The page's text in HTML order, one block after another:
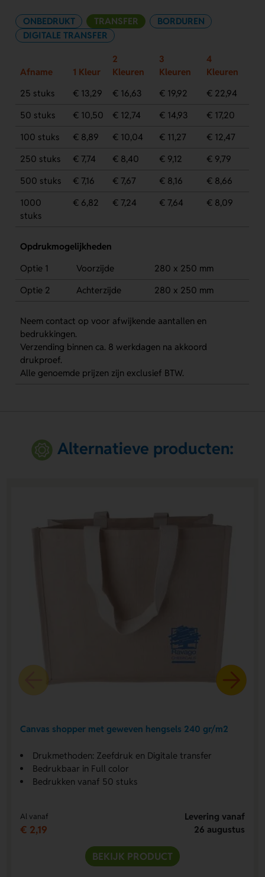
ONBEDRUKT TRANSFER
BORDUREN
DIGITALE TRANSFER
Afname 1 Kleur
2
Kleuren
3
Kleuren
4
Kleuren
25 stuks
€ 13,29 € 16,63 € 19,92
€ 22,94
50 stuks
€ 10,50 € 12,74 € 14,93
€ 17,20
100 stuks
€ 8,89 € 10,04 € 11,27
€ 12,47
250 stuks
€ 7,74 € 8,40 € 9,12
€ 9,79
500 stuks
€ 7,16 € 7,67 € 8,16
€ 8,66
1000
stuks
€ 6,82 € 7,24 € 7,64 € 8,09
Opdrukmogelijkheden
Optie 1
Voorzijde
280 x 250 mm
Optie 2
Achterzijde 280 x 250 mm
Neem contact op voor afwijkende aantallen en
bedrukkingen.
Verzending binnen ca. 8 werkdagen na akkoord
drukproef.
Alle genoemde prijzen zijn exclusief BTW.
Alternatieve producten:
Canvas shopper met geweven hengsels 240 gr/m2
Drukmethoden: Zeefdruk en Digitale transfer
Bedrukbaar in Full color
Bedrukken vanaf 50 stuks
Al vanaf
€ 2,19
Levering vanaf
26 augustus
BEKIJK PRODUCT